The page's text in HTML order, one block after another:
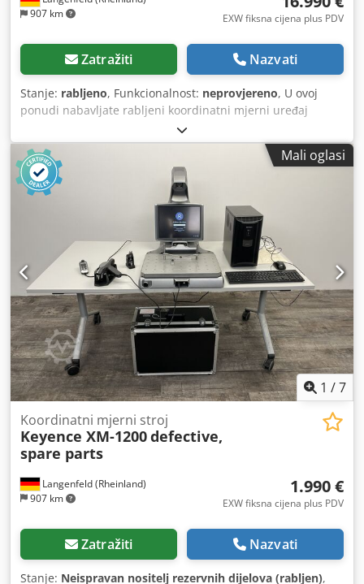
907 km
EXW fiksna cijena plus PDV
Zatražiti Nazvati
Stanje: rabljeno, Funkcionalnost: neprovjereno, U ovoj
ponudi nabavljate rabljeni koordinatni mjerni uređaj
"Keyence XM-5000". Predmet prodaje: 1x Keyence XM-5000
sa sljedećom opremom: uključujući prijenosno računalo s
softverom za primjenu uključujući transportni kovčeg
Codpfoy Iaayjx Aa Doha uključujući stanicu za punjenje
baterije uključujući tronožac Stanje: Ova ponuda odnosi se
na rabljeni uređaj koji može imati tragove upotrebe (manje
ogrebotine ili žućanje). Uređaj je testiran i funkcionalan.
Pakiranje i dostava: Rado ćemo vam omogućiti da
pogledate uređaj tijekom našeg radnog vremena. Molimo
vas da se dogovorite za termin! Na zahtjev je moguće
osigurati pakiranje prikladno za morski transport i svjetsku
dostavu! Prije slanja ili preuzimanja, za vas ćemo snimiti
videozapis s testom funkcionalnosti. Za dodatne
informacije, slobodno nas kontaktirajte osobno.
Mali oglasi
1 /7
Langenfeld (Rheinland)
907 km
Koordinatni mjerni stroj
Keyence XM-1200defective,
spare parts
1.990 €
EXW fiksna cijena plus PDV
Zatražiti Nazvati
Stanje: Neispravan nositelj rezervnih dijelova (rabljen),